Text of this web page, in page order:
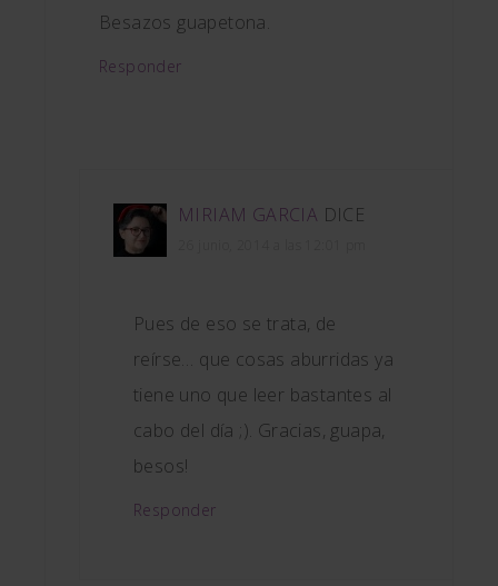
Besazos guapetona.
Responder
MIRIAM GARCIA DICE
Pues de eso se trata, de
reírse… que cosas aburridas ya
tiene uno que leer bastantes al
cabo del día ;). Gracias, guapa,
besos!
Responder